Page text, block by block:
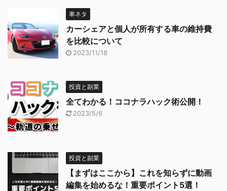
車ネタ
カーシェアと個人が所有する車の維持費
を比較について
2023/11/18
投資と副業
全てわかる！ココナラハック術公開！
2023/5/6
投資と副業
【まずはここから】これを知らずに動画
編集を始めるな！重要ポイント5選！